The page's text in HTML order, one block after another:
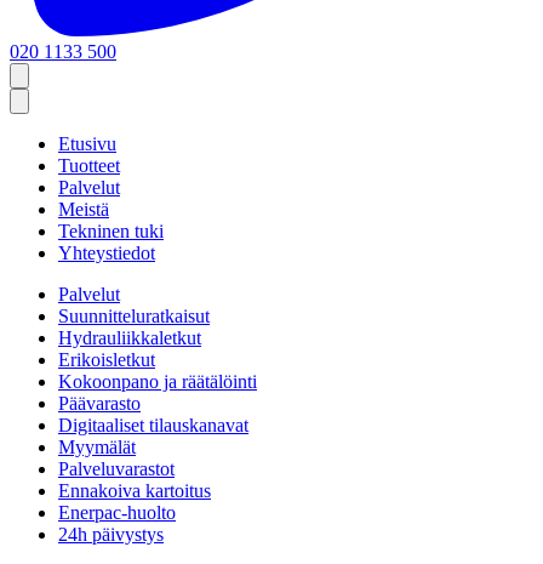
020 1133 500
Etusivu
Tuotteet
Palvelut
Meistä
Tekninen tuki
Yhteystiedot
Palvelut
Suunnitteluratkaisut
Hydrauliikkaletkut
Erikoisletkut
Kokoonpano ja räätälöinti
Päävarasto
Digitaaliset tilauskanavat
Myymälät
Palveluvarastot
Ennakoiva kartoitus
Enerpac-huolto
24h päivystys